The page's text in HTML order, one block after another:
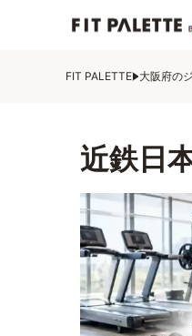
FIT PALETTE 大阪府の
近鉄日